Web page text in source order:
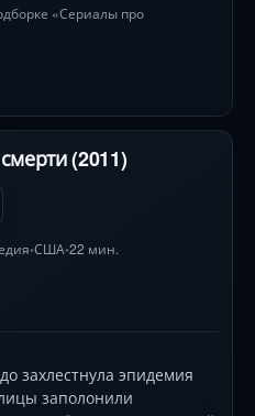
миров.«Сериалы про
(2011)
•США•22 мин.
захлестнула эпидемия
заполонили